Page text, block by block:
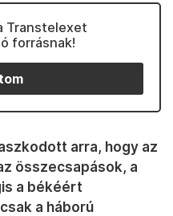
Transtelexet
forrásnak!
arra, hogy az
összecsapások, a
a békéért
a háború